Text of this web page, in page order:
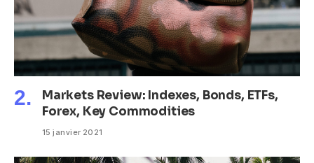
Markets Review: Indexes, Bonds, ETFs,
Forex, Key Commodities
15 janvier 2021